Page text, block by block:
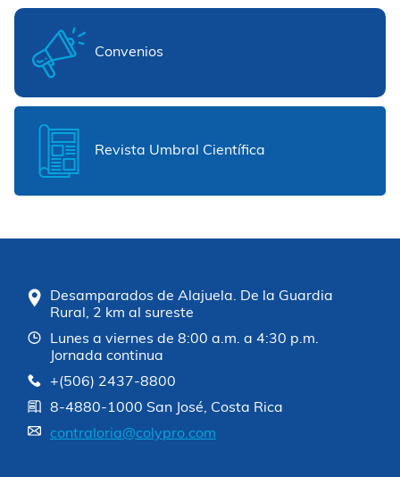
Convenios
Revista Umbral Científica
Desamparados de Alajuela. De la Guardia
Rural, 2 km al sureste
Lunes a viernes de 8:00 a.m. a 4:30 p.m.
Jornada continua
+(506) 2437-8800
8-4880-1000 San José, Costa Rica
contraloria@colypro.com